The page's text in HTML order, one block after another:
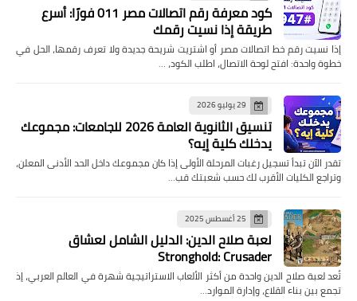
كود معرفة رقم اتصالات مصر 011 فورًا: أسرع
طريقة إذا نسيت رقمك
إذا نسيت رقم خط اتصالات مصر أو اشتريت شريحة جديدة ولا تعرف رقمها، الحل في
خطوة واحدة: افتح لوحة الاتصال، اطلب الكود، …
29 يوليو 2026
تنسيق الثانوية العامة 2026 للجامعات: مجموعك
يدخلك كلية إيه؟
تقدر الآن تبدأ تسجيل رغبات المرحلة الأولى إذا كان مجموعك داخل الحد الأدنى المعلن،
وتراجع الكليات الأقرب لك حسب شعبتك قب…
25 أغسطس 2025
لعبة صلاح الدين: الدليل الشامل لعشاق
Stronghold: Crusader
تُعد لعبة صلاح الدين واحدة من أكثر الألعاب الاستراتيجية شهرة في العالم العربي، إذ
تجمع بين بناء القلاع، وإدارة الموارد…